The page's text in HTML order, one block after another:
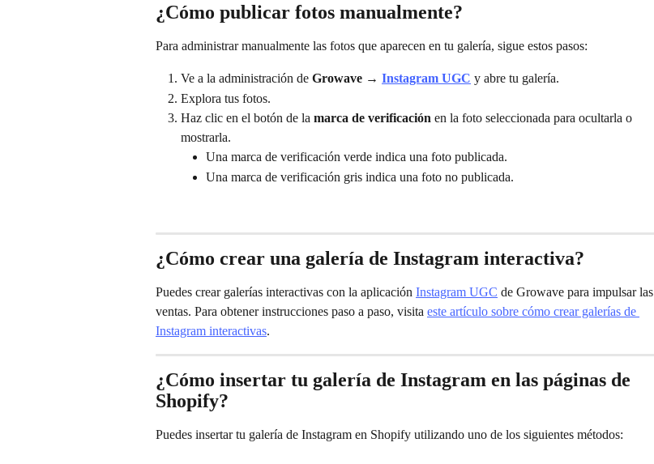
¿Cómo publicar fotos manualmente?
Para administrar manualmente las fotos que aparecen en tu galería, sigue estos pasos:
Ve a la administración de Growave → Instagram UGC y abre tu galería.
Explora tus fotos.
Haz clic en el botón de la marca de verificación en la foto seleccionada para ocultarla o
mostrarla.
Una marca de verificación verde indica una foto publicada.
Una marca de verificación gris indica una foto no publicada.
¿Cómo crear una galería de Instagram interactiva?
Puedes crear galerías interactivas con la aplicación Instagram UGC de Growave para impulsar las
ventas. Para obtener instrucciones paso a paso, visita este artículo sobre cómo crear galerías de
Instagram interactivas.
¿Cómo insertar tu galería de Instagram en las páginas de
Shopify?
Puedes insertar tu galería de Instagram en Shopify utilizando uno de los siguientes métodos: